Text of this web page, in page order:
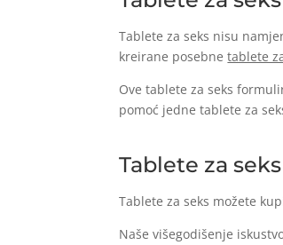
Tablete za seks nisu
kreirane posebnetablete
Ove tablete za seks
pomoć jedne tablete za
Tablete za
Tablete za seks možete
Naše višegodišenje